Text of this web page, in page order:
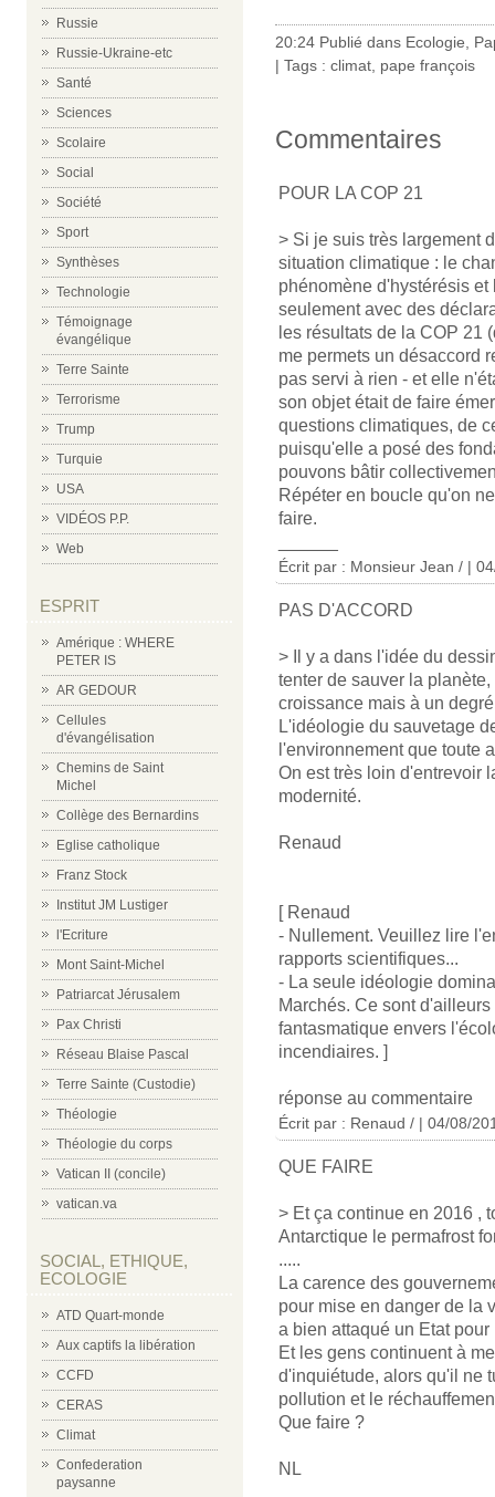
Russie
Russie-Ukraine-etc
Santé
Sciences
Scolaire
Social
Société
Sport
Synthèses
Technologie
Témoignage
évangélique
Terre Sainte
Terrorisme
Trump
Turquie
USA
VIDÉOS P.P.
Web
ESPRIT
Amérique : WHERE
PETER IS
AR GEDOUR
Cellules
d'évangélisation
Chemins de Saint
Michel
Collège des Bernardins
Eglise catholique
Franz Stock
Institut JM Lustiger
l'Ecriture
Mont Saint-Michel
Patriarcat Jérusalem
Pax Christi
Réseau Blaise Pascal
Terre Sainte (Custodie)
Théologie
Théologie du corps
Vatican II (concile)
vatican.va
SOCIAL, ETHIQUE,
ECOLOGIE
ATD Quart-monde
Aux captifs la libération
CCFD
CERAS
Climat
Confederation
paysanne
20:24 Publié dans Ecologie
| Tags : climat pape françois
Commentaires
POUR LA COP 21
> Si je suis très largement
situation climatique : le
phénomène d'hystérésis
seulement avec des
les résultats de la COP 21
me permets un désaccord
pas servi à rien - et elle
son objet était de faire
questions climatiques, de
puisqu'elle a posé des
pouvons bâtir
Répéter en boucle qu'on
faire.
Écrit par : Monsieur Jean / |
PAS D'ACCORD
> Il y a dans l'idée du
tenter de sauver la
croissance mais à un
L'idéologie du sauvetage
l'environnement que toute
On est très loin d'entrevoir
modernité.
Renaud
[ Renaud
- Nullement. Veuillez lire
rapports scientifiques...
- La seule idéologie
Marchés. Ce sont
fantasmatique envers
incendiaires. ]
réponse au commentaire
Écrit par : Renaud / | 04/08/
QUE FAIRE
> Et ça continue en 2016 ,
Antarctique le permafrost
.....
La carence des
pour mise en danger de la
a bien attaqué un Etat
Et les gens continuent à
d'inquiétude, alors qu'il ne
pollution et le
Que faire ?
NL